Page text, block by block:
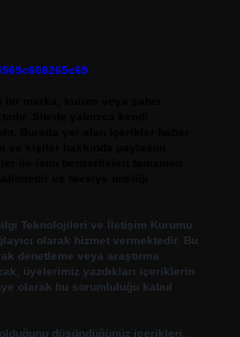
Teknolojileri ve İletişim Kurumu
olarak hizmet vermektedir. Bu
denetleme veya araştırma
üyelerimiz yazdıkları içeriklerin
olarak bu sorumluluğu kabul
düşündüğünüz içerikleri,